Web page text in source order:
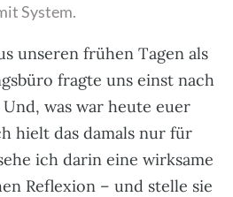
System.
unseren frühen Tagen als
fragte uns einst nach
was war heute euer
hielt das damals nur für
ich darin eine wirksame
Reflexion – und stelle sie